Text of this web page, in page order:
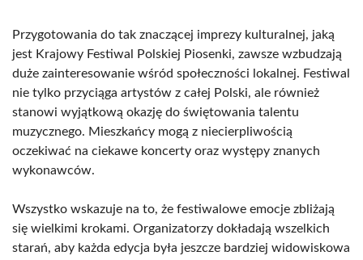
Przygotowania do tak znaczącej imprezy kulturalnej, jaką
jest Krajowy Festiwal Polskiej Piosenki, zawsze wzbudzają
duże zainteresowanie wśród społeczności lokalnej. Festiwal
nie tylko przyciąga artystów z całej Polski, ale również
stanowi wyjątkową okazję do świętowania talentu
muzycznego. Mieszkańcy mogą z niecierpliwością
oczekiwać na ciekawe koncerty oraz występy znanych
wykonawców.
Wszystko wskazuje na to, że festiwalowe emocje zbliżają
się wielkimi krokami. Organizatorzy dokładają wszelkich
starań, aby każda edycja była jeszcze bardziej widowiskowa